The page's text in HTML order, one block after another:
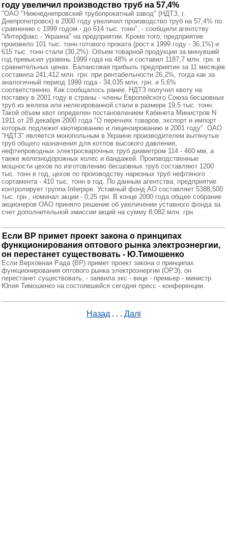
году увеличил производство труб на 57,4%
"ОАО "Нижнеднепровский трубопрокатный завод" (НДТЗ, г.
Днепропетровск) в 2000 году увеличил производство труб на 57,4% по
сравнению с 1999 годом - до 614 тыс. тонн", - сообщили агентству
"Интерфакс - Украина" на предприятии. Кроме того, предприятие
произвело 101 тыс. тонн готового проката (рост к 1999 году - 36,1%) и
615 тыс. тонн стали (30,2%). Объем товарной продукции за минувший
год превысил уровень 1999 года на 48% и составил 1187,7 млн. грн. в
сравнительных ценах. Балансовая прибыль предприятия за 11 месяцев
составила 241,412 млн. грн. при рентабельности 26,2%, тогда как за
аналогичный период 1999 года - 34,035 млн. грн. и 5,6%
соответственно. Как сообщалось ранее, НДТЗ получил квоту на
поставку в 2001 году в страны - члены Европейского Союза бесшовных
труб из железа или нелегированной стали в размере 19,5 тыс. тонн.
Такой объем квот определен постановлением Кабинета Министров N
1911 от 28 декабря 2000 года "О перечнях товаров, экспорт и импорт
которых подлежит квотированию и лицензированию в 2001 году". ОАО
"НДТЗ" является монопольным в Украине производителем вытянутых
труб общего назначения для котлов высокого давления,
нефтепроводных электросварочных труб диаметром 114 - 460 мм, а
также железнодорожных колес и бандажей. Производственные
мощности цехов по изготовлению бесшовных труб составляют 1200
тыс. тонн в год, цехов по производству нарезных труб нефтяного
сортамента - 410 тыс. тонн в год. По данным агентства, предприятие
контролирует группа Interpipe. Уставный фонд АО составляет 5388,500
тыс. грн., номинал акции - 0,25 грн. В конце 2000 года общее собрание
акционеров ОАО приняло решение об увеличении уставного фонда за
счет дополнительной эмиссии акций на сумму 8,082 млн. грн.
Если ВР примет проект закона о принципах
функционирования оптового рынка электроэнергии,
он перестанет существовать - Ю.Тимошенко
Если Верховная Рада (ВР) примет проект закона о принципах
функционирования оптового рынка электроэнергии (ОРЭ), он
перестанет существовать, - заявила экс - вице - премьер - министр
Юлия Тимошенко на состоявшейся сегодня пресс - конференции.
Назад . . . Далі